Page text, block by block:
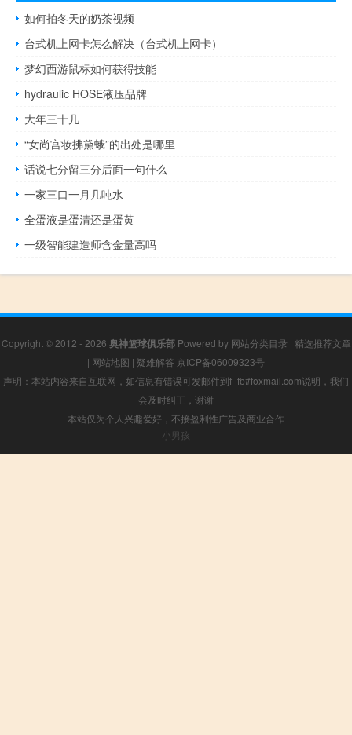
如何拍冬天的奶茶视频
台式机上网卡怎么解决（台式机上网卡）
梦幻西游鼠标如何获得技能
hydraulic HOSE液压品牌
大年三十几
“女尚宫妆拂黛蛾”的出处是哪里
话说七分留三分后面一句什么
一家三口一月几吨水
全蛋液是蛋清还是蛋黄
一级智能建造师含金量高吗
Copyright © 2012 - 2026 奥神篮球俱乐部Powered by 网站分类目录 | 精选推荐文章
| 网站地图 | 疑难解答 京ICP备06009323号
声明：本站内容来自互联网，如信息有错误可发邮件到f_fb#foxmail.com说明，我们
会及时纠正，谢谢
本站仅为个人兴趣爱好，不接盈利性广告及商业合作
小男孩